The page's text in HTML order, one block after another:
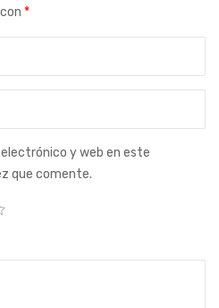
*
y web en este
que comente.